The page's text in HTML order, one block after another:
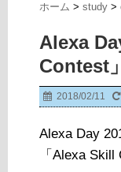
ホーム > study >
Alexa
Contest
2018/02/11
Alexa Day
「Alexa Skill